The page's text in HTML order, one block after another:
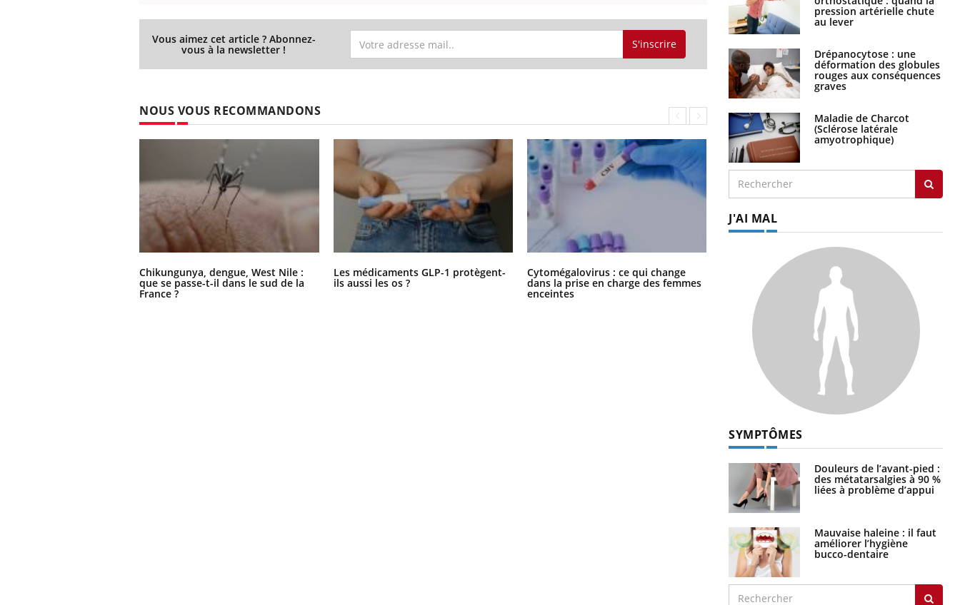
Vous aimez cet article ? Abonnez-
vous à la newsletter ! S'inscrire
NOUS VOUS RECOMMANDONS
Chikungunya, dengue, West Nile :
que se passe-t-il dans le sud de la
France ?
Les médicaments GLP-1 protègent-
ils aussi les os ?
Cytomégalovirus : ce qui change
dans la prise en charge des femmes
enceintes
La sieste empêche-t-elle de dormir
pression artérielle chute
au lever
Drépanocytose : une
déformation des globules
rouges aux conséquences
graves
Maladie de Charcot
(Sclérose latérale
amyotrophique)
J'AI MAL
SYMPTÔMES
Douleurs de l’avant-pied :
des métatarsalgies à 90 %
liées à problème d’appui
Mauvaise haleine : il faut
améliorer l’hygiène
bucco-dentaire